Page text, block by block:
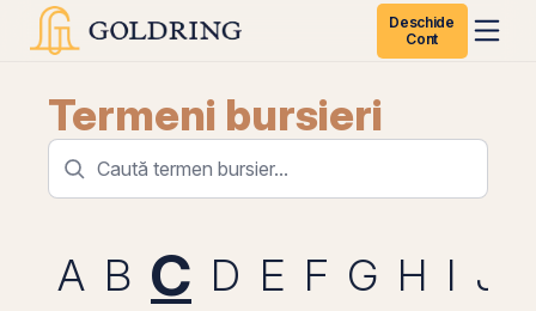
Deschide
Cont
Termeni bursieri
A B C D E F G H I J